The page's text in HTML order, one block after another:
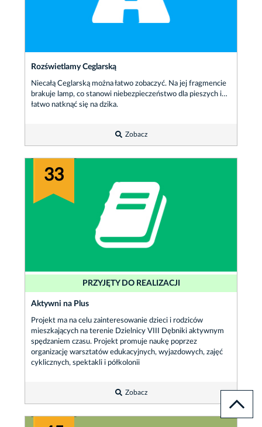
Rozświetlamy Ceglarską
Niecałą Ceglarską można łatwo zobaczyć. Na jej fragmencie
brakuje lamp, co stanowi niebezpieczeństwo dla pieszych i…
łatwo natknąć się na dzika.
Zobacz
33
PRZYJĘTY DO REALIZACJI
Aktywni na Plus
Projekt ma na celu zainteresowanie dzieci i rodziców
mieszkających na terenie Dzielnicy VIII Dębniki aktywnym
spędzaniem czasu. Projekt promuje naukę poprzez
organizację warsztatów edukacyjnych, wyjazdowych, zajęć
cyklicznych, spektakli i półkolonii
Zobacz